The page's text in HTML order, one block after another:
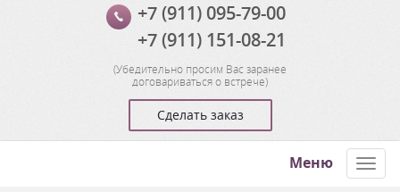
+7 (911) 095-79-00
+7 (911) 151-08-21
(Убедительно просим Вас заранее
договариваться о встрече)
Сделать заказ
Меню